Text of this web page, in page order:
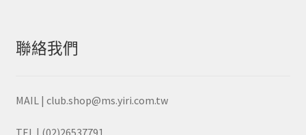
聯絡我們
MAIL | club.shop@ms.yiri.com.tw